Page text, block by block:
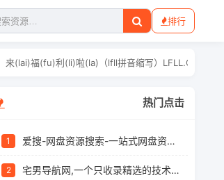
排行
来(lai)福(fu)利(li)啦(la)（lfll拼音缩写）LFLL.CN 温馨
热门点击
1 爱搜-网盘资源搜索-一站式网盘资源搜索，阿里夸克百度迅雷UC全聚合
2 宅男导航网,一个只收录精选的技术导航网站